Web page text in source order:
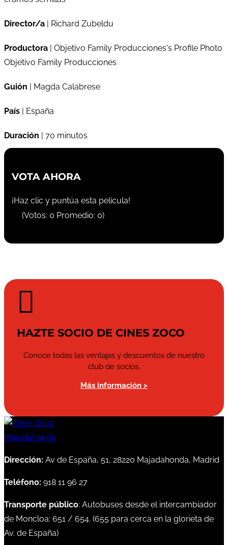
Director/a | Richard Zubeldu
Productora | Objetivo Family Producciones's Profile Photo
Objetivo Family Producciones
Guión | Magda Calabrese
País | España
Duración | 70 minutos
VOTA AHORA
¡Haz clic y puntúa esta película!
(Votos: 0 Promedio: 0)

HAZTE SOCIO DE CINES ZOCO
Conoce todas las ventajas y descuentos de nuestro
club de socios.
Más información >
Dirección: Av de España, 51, 28220 Majadahonda, Madrid
Teléfono: 918 11 96 27
Transporte público: Autobuses desde el intercambiador
de Moncloa: 651 / 654. (655 para cerca en la glorieta de
Av. de España)